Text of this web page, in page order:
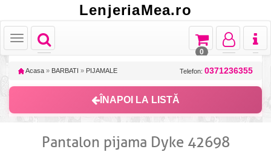
LenjeriaMea.ro
Toggle
navigation
Toggle
Toggle
navigation
Toggle
navigation
Toggle
navigation
0
Acasa » BARBATI » PIJAMALE Telefon: 0371236355
ÎNAPOI LA LISTĂ
Pantalon pijama Dyke 42698